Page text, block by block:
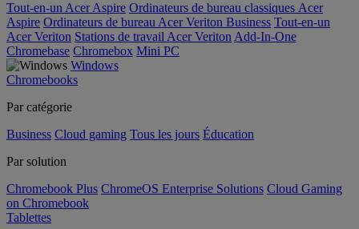
Tout-en-un Acer Aspire Ordinateurs de bureau classiques Acer
Aspire Ordinateurs de bureau Acer Veriton Business Tout-en-un
Acer Veriton Stations de travail Acer Veriton Add-In-One
Chromebase Chromebox Mini PC
Windows
Chromebooks
Par catégorie
Business Cloud gaming Tous les jours Éducation
Par solution
Chromebook Plus ChromeOS Enterprise Solutions Cloud Gaming
on Chromebook
Tablettes